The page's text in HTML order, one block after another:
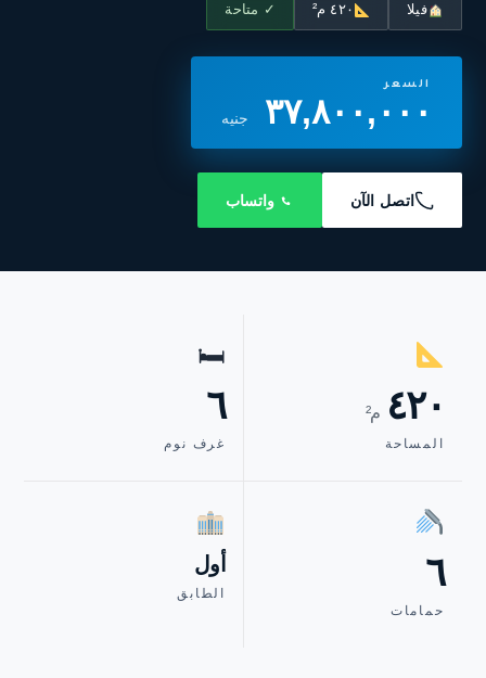
فيلا ٤٢٠ م² ✓ متاحة
السعر
٣٧,٨٠٠,٠٠٠ جنيه
اتصل الآن واتساب
٤٢٠ م²
المساحة
🛏
٦
غرف نوم
٦
حمامات
أول
الطابق